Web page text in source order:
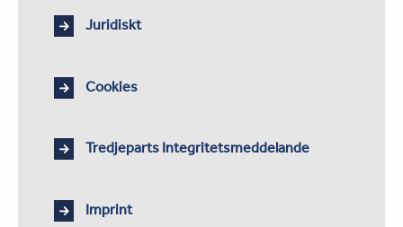
Juridiskt
Cookies
Tredjeparts Integritetsmeddelande
Imprint